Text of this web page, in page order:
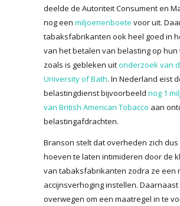
deelde de Autoriteit Consument en
nog een miljoenenboete voor uit.
tabaksfabrikanten ook heel goed in
van het betalen van belasting op hun
zoals is gebleken uitonderzoek van
University of Bath. In Nederland eist
belastingdienst bijvoorbeeld nog 1
van British American Tobacco aan
belastingafdrachten.
Branson stelt dat overheden zich
hoeven te laten intimideren door de
van tabaksfabrikanten zodra ze een
accijnsverhoging instellen. Daarnaast
overwegen om een maatregel in te